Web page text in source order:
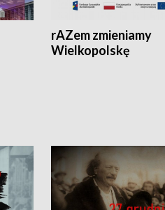
rAZem zmieniamy
Wielkopolskę